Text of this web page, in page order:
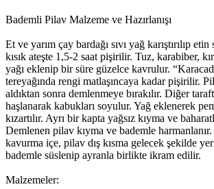
Bademli Pilav Malzeme ve Hazırlanışı
Et ve yarım çay bardağı sıvı yağ karıştırılıp
kısık ateşte 1,5-2 saat pişirilir. Tuz, karabiber,
yağı eklenip bir süre güzelce kavrulur.
tereyağında rengi matlaşıncaya kadar pişirilir.
aldıktan sonra demlenmeye bırakılır. Diğer
haşlanarak kabukları soyulur. Yağ eklenerek
kızartılır. Ayrı bir kapta yağsız kıyma ve
Demlenen pilav kıyma ve bademle harmanlanır.
kavurma içe, pilav dış kısma gelecek şekilde
bademle süslenip ayranla birlikte ikram edilir.
Malzemeler: